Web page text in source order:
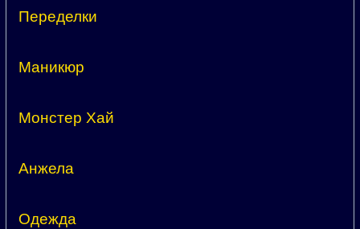
Переделки
Маникюр
Монстер Хай
Анжела
Одежда